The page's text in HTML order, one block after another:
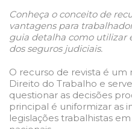
Conheça o conceito de
vantagens para
guia detalha como utilizar
dos seguros judiciais.
O recurso de revista é
Direito do Trabalho e
questionar as decisões
principal é uniformizar as
legislações trabalhistas